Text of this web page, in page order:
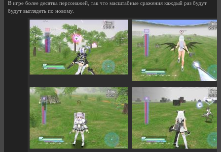
В игре более десятка персонажей, так что масштабные сражения каждый раз будут
будут выглядеть по новому.